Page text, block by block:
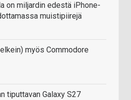
on miljardin edestä iPhone-
muistipiirejä
myös Commodore
tiputtavan Galaxy S27